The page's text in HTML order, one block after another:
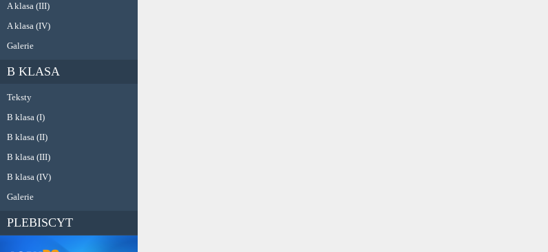
A klasa (III)
A klasa (IV)
Galerie
B KLASA
Teksty
B klasa (I)
B klasa (II)
B klasa (III)
B klasa (IV)
Galerie
PLEBISCYT